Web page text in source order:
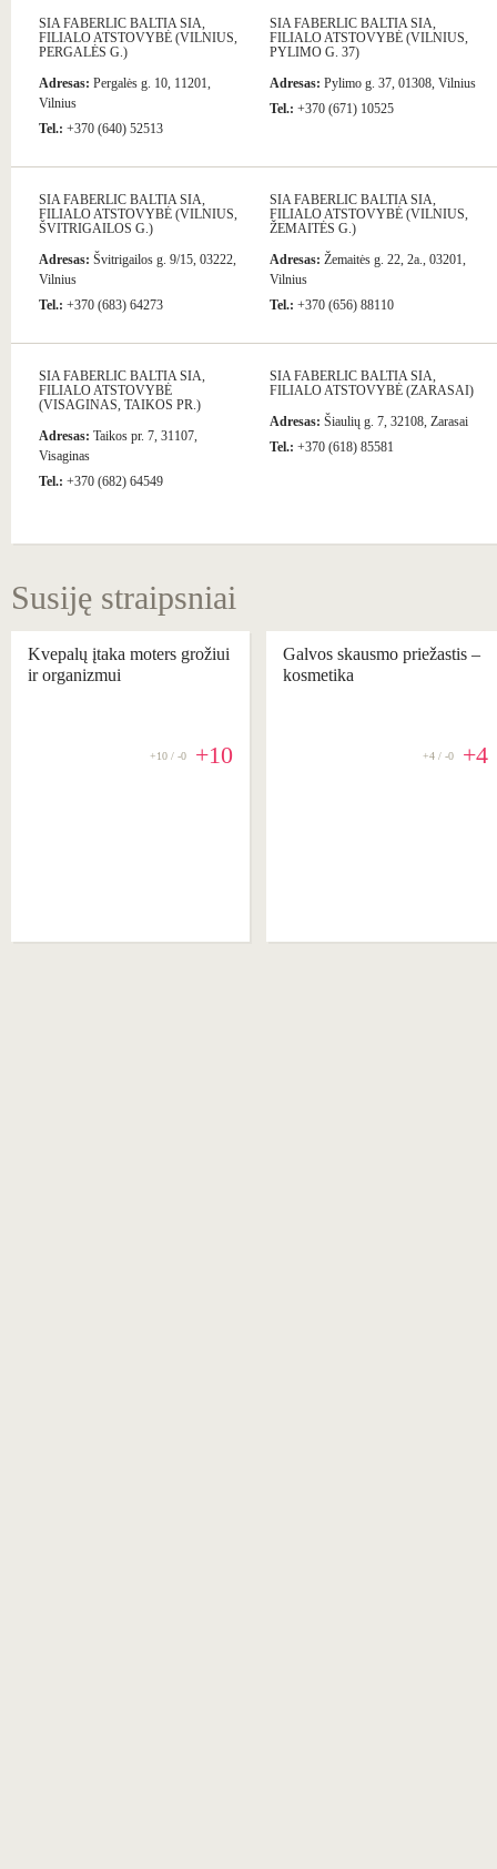
SIA FABERLIC BALTIA SIA,
FILIALO ATSTOVYBĖ (VILNIUS,
PERGALĖS G.)
Adresas: Pergalės g. 10, 11201,
Vilnius
Tel.: +370 (640) 52513
SIA FABERLIC BALTIA SIA,
FILIALO ATSTOVYBĖ (VILNIUS,
PYLIMO G. 37)
Adresas: Pylimo g. 37, 01308, Vilnius
Tel.: +370 (671) 10525
SIA FABERLIC BALTIA SIA,
FILIALO ATSTOVYBĖ (VILNIUS,
ŠVITRIGAILOS G.)
Adresas: Švitrigailos g. 9/15, 03222,
Vilnius
Tel.: +370 (683) 64273
SIA FABERLIC BALTIA SIA,
FILIALO ATSTOVYBĖ (VILNIUS,
ŽEMAITĖS G.)
Adresas: Žemaitės g. 22, 2a., 03201,
Vilnius
Tel.: +370 (656) 88110
SIA FABERLIC BALTIA SIA,
FILIALO ATSTOVYBĖ
(VISAGINAS, TAIKOS PR.)
Adresas: Taikos pr. 7, 31107,
Visaginas
Tel.: +370 (682) 64549
SIA FABERLIC BALTIA SIA,
FILIALO ATSTOVYBĖ (ZARASAI)
Adresas: Šiaulių g. 7, 32108, Zarasai
Tel.: +370 (618) 85581
Susiję straipsniai
Kvepalų įtaka moters grožiui
ir organizmui
+10 / -0 +10
Galvos skausmo priežastis –
kosmetika
+4 / -0 +4